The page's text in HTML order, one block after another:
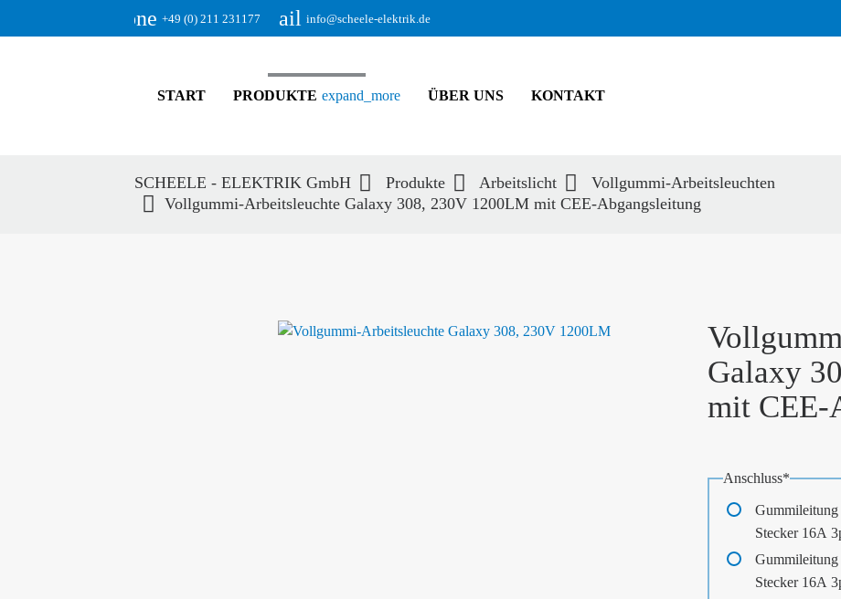
phone +49 (0) 211 231177email info@scheele-elektrik.de
START PRODUKTE expand_more ÜBER UNS KONTAKT
Suchbegriffe
SCHEELE - ELEKTRIK GmbH Produkte Arbeitslicht
Vollgummi-Arbeitsleuchten
Vollgummi-Arbeitsleuchte Galaxy 308, 230V 1200LM mit CEE-Abgangsleitung
Galaxy
mit CEE-
Pflichtfeld
Anschluss*
Stecker 16A
Stecker 16A